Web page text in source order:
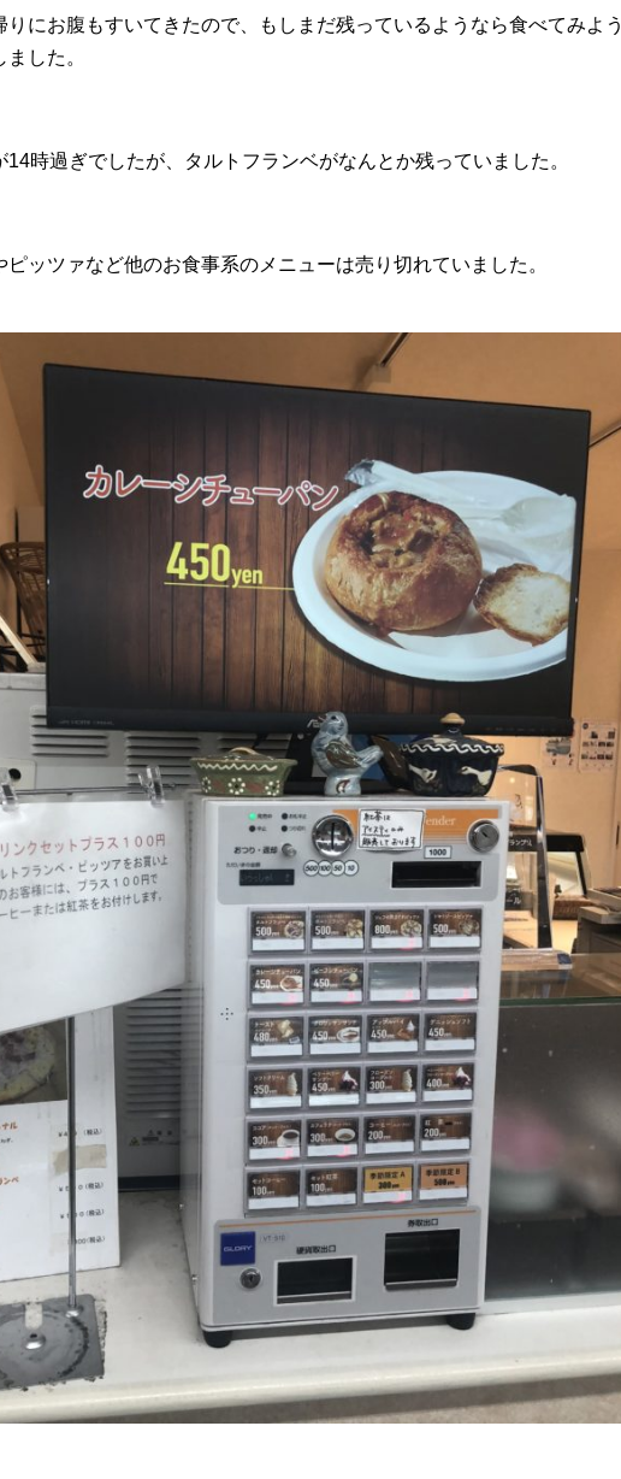
にお腹もすいてきたので、もしまだ残っているようなら食べてみよう
した。
14時過ぎでしたが、タルトフランベがなんとか残っていました。
ピッツァなど他のお食事系のメニューは売り切れていました。